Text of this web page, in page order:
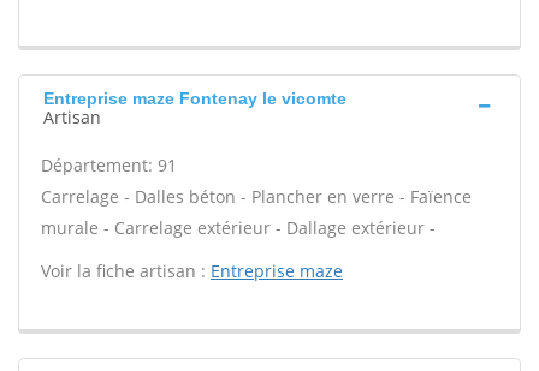
Entreprise maze Fontenay le vicomte
Artisan
Département: 91
Carrelage - Dalles béton - Plancher en verre - Faïence
murale - Carrelage extérieur - Dallage extérieur -
Voir la fiche artisan : Entreprise maze